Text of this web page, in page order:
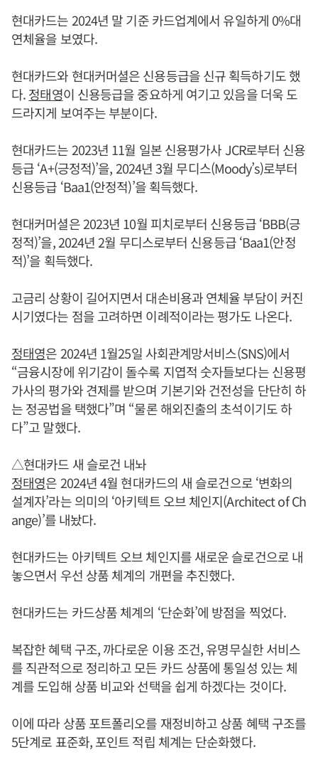
현대카드는 2024년 말 기준 카드업계에서 유일하게 0%대
연체율을 보였다.
현대카드와 현대커머셜은 신용등급을 신규 획득하기도 했
다.정태영이 신용등급을 중요하게 여기고 있음을 더욱 도
드라지게 보여주는 부분이다.
현대카드는 2023년 11월 일본 신용평가사 JCR로부터 신용
등급 ‘A+(긍정적)’을, 2024년 3월 무디스(Moody’s)로부터
신용등급 ‘Baa1(안정적)’을 획득했다.
현대커머셜은 2023년 10월 피치로부터 신용등급 ‘BBB(긍
정적)’을, 2024년 2월 무디스로부터 신용등급 ‘Baa1(안정
적)’을 획득했다.
고금리 상황이 길어지면서 대손비용과 연체율 부담이 커진
시기였다는 점을 고려하면 이례적이라는 평가도 나온다.
정태영은 2024년 1월25일 사회관계망서비스(SNS)에서
“금융시장에 위기감이 돌수록 지엽적 숫자들보다는 신용평
가사의 평가와 견제를 받으며 기본기와 건전성을 단단히 하
는 정공법을 택했다”며 “물론 해외진출의 초석이기도 하
다”고 말했다.
△현대카드 새 슬로건 내놔
정태영은 2024년 4월 현대카드의 새 슬로건으로 ‘변화의
설계자’라는 의미의 ‘아키텍트 오브 체인지(Architect of Ch
ange)’를 내놨다.
현대카드는 아키텍트 오브 체인지를 새로운 슬로건으로 내
놓으면서 우선 상품 체계의 개편을 추진했다.
현대카드는 카드상품 체계의 ‘단순화’에 방점을 찍었다.
복잡한 혜택 구조, 까다로운 이용 조건, 유명무실한 서비스
를 직관적으로 정리하고 모든 카드 상품에 통일성 있는 체
계를 도입해 상품 비교와 선택을 쉽게 하겠다는 것이다.
이에 따라 상품 포트폴리오를 재정비하고 상품 혜택 구조를
5단계로 표준화, 포인트 적립 체계는 단순화했다.